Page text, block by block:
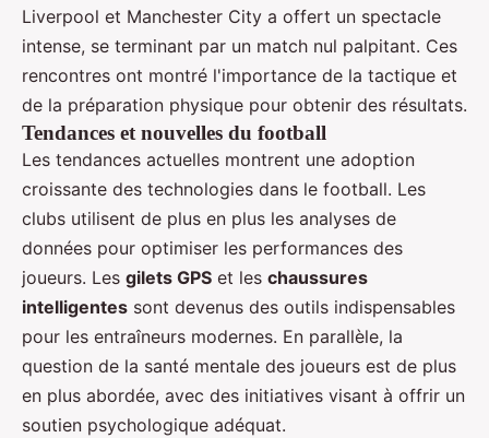
Liverpool et Manchester City a offert un spectacle
intense, se terminant par un match nul palpitant. Ces
rencontres ont montré l'importance de la tactique et
de la préparation physique pour obtenir des résultats.
Tendances et nouvelles du football
Les tendances actuelles montrent une adoption
croissante des technologies dans le football. Les
clubs utilisent de plus en plus les analyses de
données pour optimiser les performances des
joueurs. Les gilets GPS et les chaussures
intelligentes sont devenus des outils indispensables
pour les entraîneurs modernes. En parallèle, la
question de la santé mentale des joueurs est de plus
en plus abordée, avec des initiatives visant à offrir un
soutien psychologique adéquat.